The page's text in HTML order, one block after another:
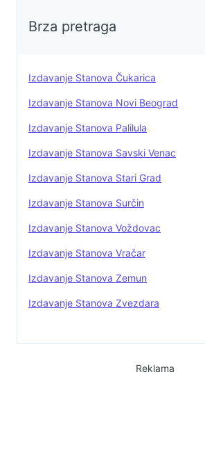
Brza pretraga
Izdavanje Stanova Čukarica
Izdavanje Stanova Novi Beograd
Izdavanje Stanova Palilula
Izdavanje Stanova Savski Venac
Izdavanje Stanova Stari Grad
Izdavanje Stanova Surčin
Izdavanje Stanova Voždovac
Izdavanje Stanova Vračar
Izdavanje Stanova Zemun
Izdavanje Stanova Zvezdara
Reklama